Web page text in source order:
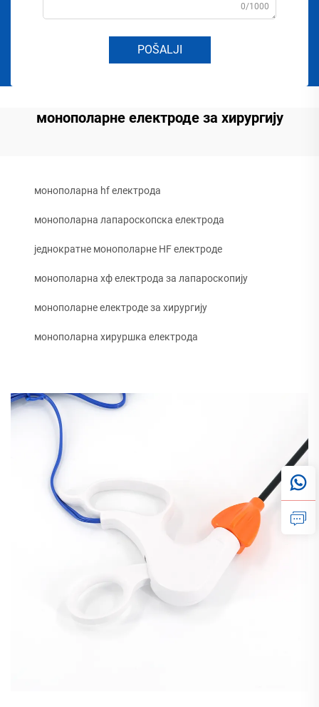
0/1000
POŠALJI
монополарне електроде за хирургију
монополарна hf електрода
монополарна лапароскопска електрода
једнократне монополарне HF електроде
монополарна хф електрода за лапароскопију
монополарне електроде за хирургију
монополарна хируршка електрода